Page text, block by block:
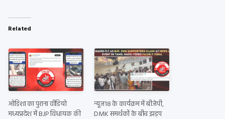
Related
ओडिशा का पुराना वीडियो
मध्यप्रदेश में BJP विधायक की
न्यूज़18 के कार्यक्रम में बीजेपी,
DMK समर्थकों के बीच झड़प